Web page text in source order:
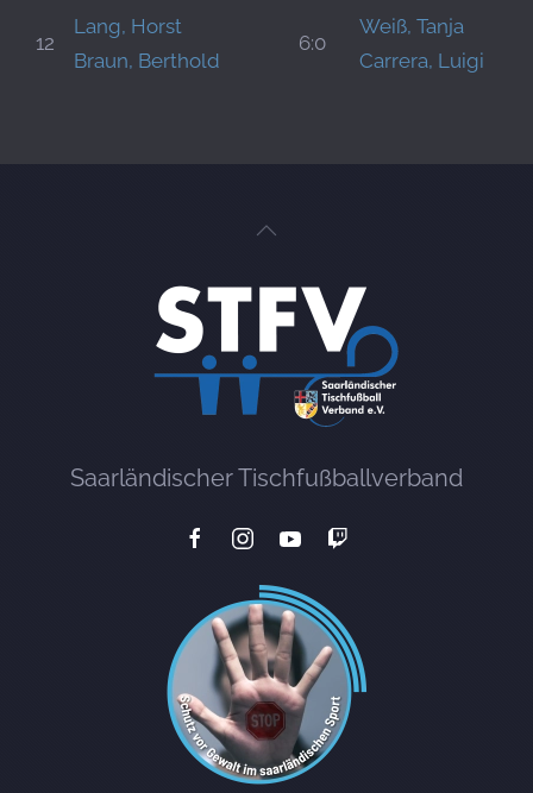
12
Lang, Horst
Braun, Berthold
6:0
Weiß, Tanja
Carrera, Luigi
Saarländischer Tischfußballverband